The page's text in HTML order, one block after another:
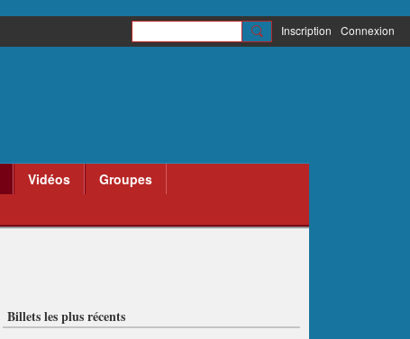
Inscription Connexion
Vidéos
Groupes
Billets les plus récents